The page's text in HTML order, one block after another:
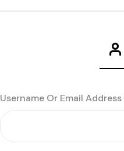
Username Or Email Address